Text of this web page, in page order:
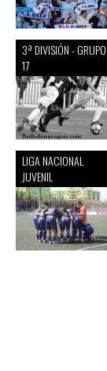
3ª DIVISIÓN - GRUPO
17
LIGA NACIONAL
JUVENIL